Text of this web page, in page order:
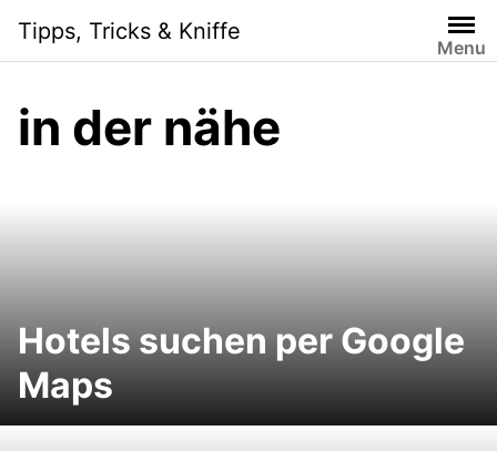
content
Tipps, Tricks & Kniffe
Menu
in der nähe
Hotels suchen per Google
Maps